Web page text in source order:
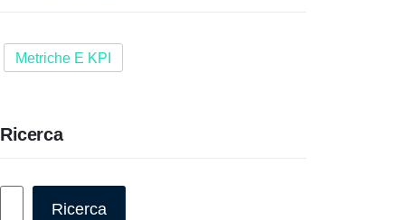
Metriche E KPI
Ricerca
Ricerca